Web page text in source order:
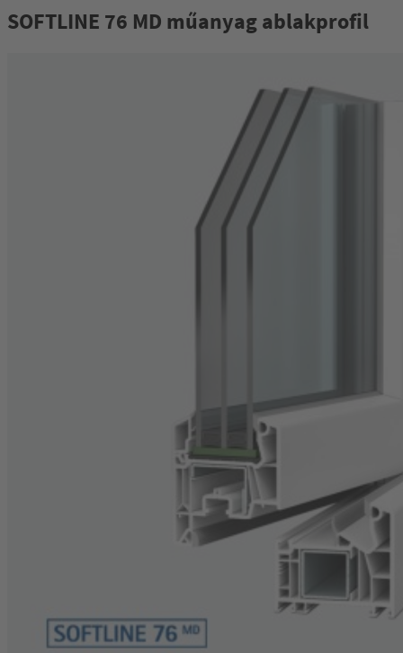
SOFTLINE 76 MD műanyag ablakprofil